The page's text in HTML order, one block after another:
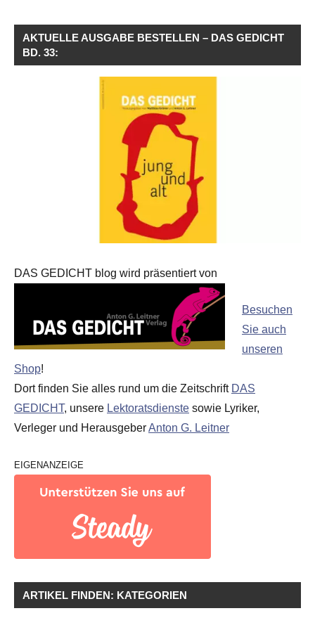
AKTUELLE AUSGABE BESTELLEN – DAS GEDICHT
BD. 33:
DAS GEDICHT blog wird präsentiert von
Besuchen
Sie auch
unseren
Shop!
Dort finden Sie alles rund um die Zeitschrift DAS
GEDICHT, unsere Lektoratsdienste sowie Lyriker,
Verleger und HerausgeberAnton G. Leitner
EIGENANZEIGE
ARTIKEL FINDEN: KATEGORIEN